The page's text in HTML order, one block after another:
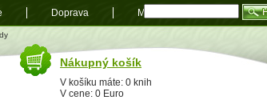
Nákupný košík
V košíku máte: 0 knih
V cene: 0 Euro
Doprava Mapa